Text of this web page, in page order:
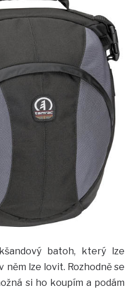
batoh, který lze
něm lze lovit. Rozhodně se
si ho koupím a podám